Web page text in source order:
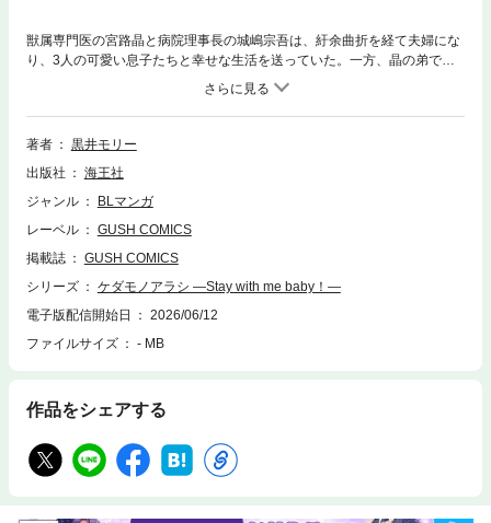
獣属専門医の宮路晶と病院理事長の城嶋宗吾は、紆余曲折を経て夫婦にな
り、3人の可愛い息子たちと幸せな生活を送っていた。一方、晶の弟で保
育士の圭は、勤務先で知人の獣属モデル・湖泉に再会するが、何やら訳あ
りのようで――？スピンオフ番外編「both ticking（黒崎と桐ヶ谷の場合
2）」も収録！★初出時のカラーを完全収録!!
著者
黒井モリー
出版社
海王社
ジャンル
BLマンガ
レーベル
GUSH COMICS
掲載誌
GUSH COMICS
シリーズ
ケダモノアラシ ―Stay with me baby！―
電子版配信開始日
2026/06/12
ファイルサイズ
- MB
作品をシェアする